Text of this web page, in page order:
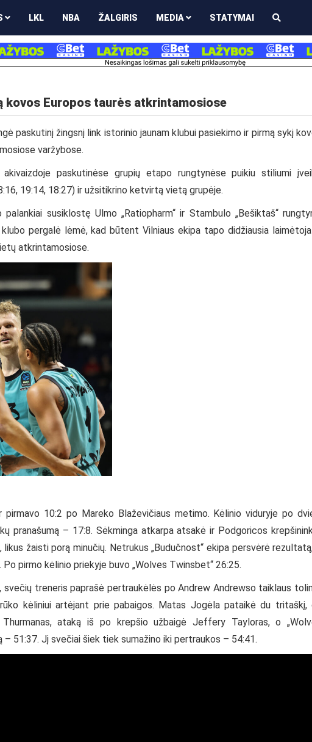
LKL NBA ŽALGIRIS MEDIA STATYMAI
kovos Europos taurės atkrintamosiose
paskutinį žingsnį link istorinio jaunam klubui pasiekimo ir pirmą sykį
varžybose.
paskutinėse grupių etapo rungtynėse puikiu stiliumi
19:14, 18:27) ir užsitikrino ketvirtą vietą grupėje.
susiklostę Ulmo „Ratiopharm“ ir Stambulo „Bešiktaš“
pergalė lėmė, kad būtent Vilniaus ekipa tapo didžiausia
atkrintamosiose.
pirmavo 10:2 po Mareko Blaževičiaus metimo. Kėlinio viduryje po
pranašumą – 17:8. Sėkminga atkarpa atsakė ir Podgoricos
žaisti porą minučių. Netrukus „Budučnost“ ekipa persvėrė
pirmo kėlinio priekyje buvo „Wolves Twinsbet“ 26:25.
treneris paprašė pertraukėlės po Andrew Andrewso taiklaus
kėliniui artėjant prie pabaigos. Matas Jogėla pataikė du tritaškį,
Thurmanas, ataką iš po krepšio užbaigė Jeffery Tayloras, o
51:37. Jį svečiai šiek tiek sumažino iki pertraukos – 54:41.